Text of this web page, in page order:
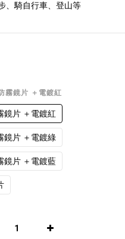
、騎自行車、登山等
霧鏡片 ＋電鍍紅
鏡片 ＋電鍍紅
鏡片 ＋電鍍綠
鏡片 ＋電鍍藍